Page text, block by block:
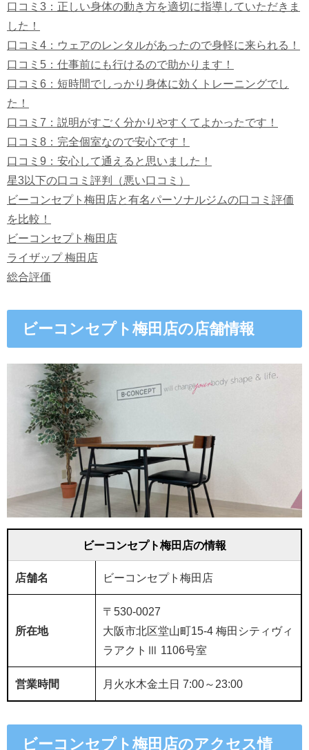
口コミ3： 正しい身体の動き方を適切に指導していただきま
した！
口コミ4：ウェアのレンタルがあったので身軽に来られる！
口コミ5：仕事前にも行けるので助かります！
口コミ6：短時間でしっかり身体に効くトレーニングでし
た！
口コミ7：説明がすごく分かりやすくてよかったです！
口コミ8：完全個室なので安心です！
口コミ9： 安心して通えると思いました！
星3以下の口コミ評判（悪い口コミ）
ビーコンセプト梅田店と有名パーソナルジムの口コミ評価
を比較！
ビーコンセプト梅田店
ライザップ 梅田店
総合評価
ビーコンセプト梅田店の店舗情報
ビーコンセプト梅田店の情報
店舗名 ビーコンセプト梅田店
所在地
〒530-0027
大阪市北区堂山町15-4 梅田シティヴィ
ラアクトⅢ 1106号室
営業時間 月火水木金土日 7:00～23:00
ビーコンセプト梅田店のアクセス情